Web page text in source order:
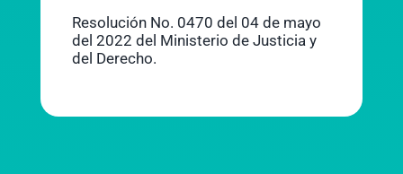
Resolución No. 0470 del 04 de mayo
del 2022 del Ministerio de Justicia y
del Derecho.